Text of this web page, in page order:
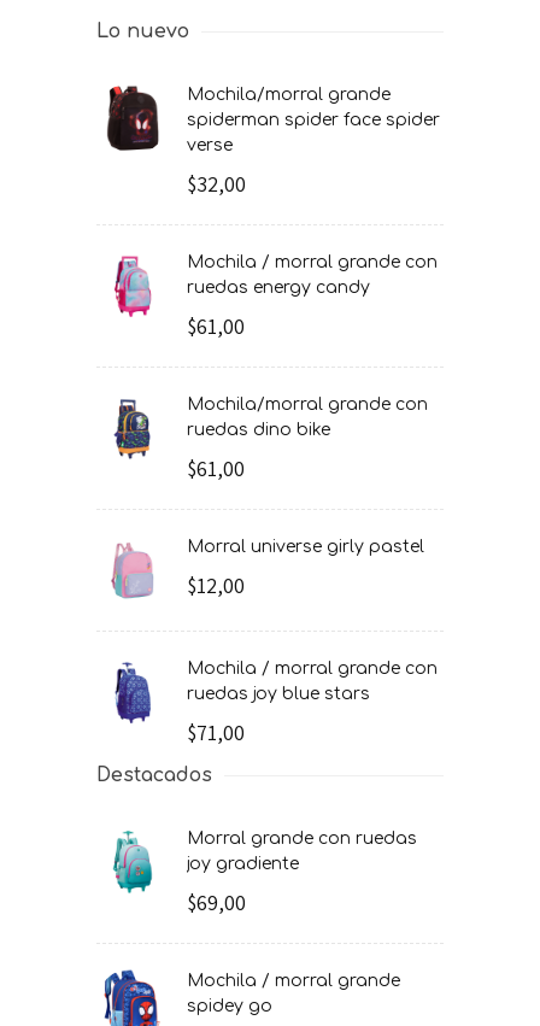
Lo nuevo
mochila/morral grande
spiderman spider face spider
verse
$32,00
mochila / morral grande con
ruedas energy candy
$61,00
mochila/morral grande con
ruedas dino bike
$61,00
morral universe girly pastel
$12,00
mochila / morral grande con
ruedas joy blue stars
$71,00
Destacados
morral grande con ruedas
joy gradiente
$69,00
mochila / morral grande
spidey go